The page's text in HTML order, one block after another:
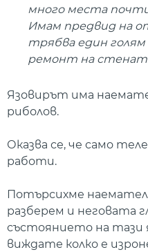
много места
Имам предвид на
трябва един голям
ремонт на
Язовирът има
риболов.
Оказва се, че само
работи.
Потърсихме
разберем и неговата
състоянието на тази
виждате колко е